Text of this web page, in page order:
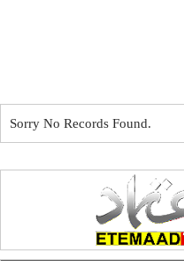
Sorry No Records Found.